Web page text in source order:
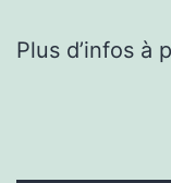
Plus d’infos à